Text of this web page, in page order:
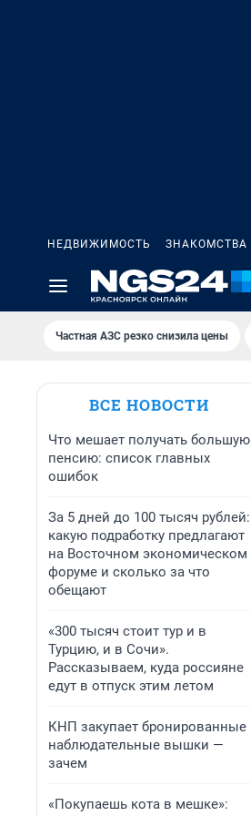
НЕДВИЖИМОСТЬ ЗНАКОМСТВА
Частная АЗС резко снизила цены
ВСЕ НОВОСТИ
Что мешает получать большую
пенсию: список главных
ошибок
За 5 дней до 100 тысяч рублей:
какую подработку предлагают
на Восточном экономическом
форуме и сколько за что
обещают
«300 тысяч стоит тур и в
Турцию, и в Сочи».
Рассказываем, куда россияне
едут в отпуск этим летом
КНП закупает бронированные
наблюдательные вышки —
зачем
«Покупаешь кота в мешке»: